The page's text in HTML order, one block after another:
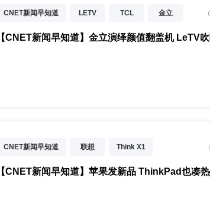
CNET新闻早知道 LETV TCL 金立
天鉴W909
【CNET新闻早知道】金立演绎颜值翻盖机 LeTV
CNET新闻早知道 联想 Think X1
【CNET新闻早知道】苹果发新品 ThinkPad也凑